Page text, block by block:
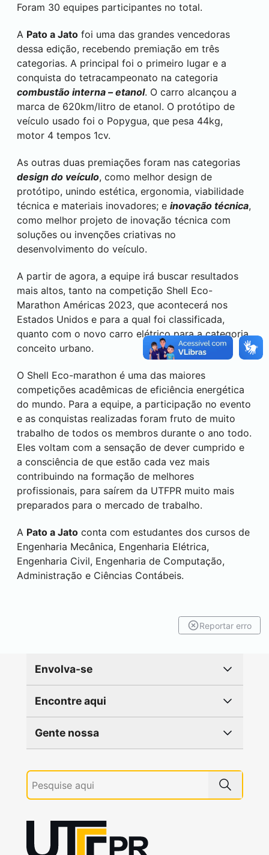
Foram 30 equipes participantes no total.
A Pato a Jato foi uma das grandes vencedoras
dessa edição, recebendo premiação em três
categorias. A principal foi o primeiro lugar e a
conquista do tetracampeonato na categoria
combustão interna – etanol. O carro alcançou a
marca de 620km/litro de etanol. O protótipo de
veículo usado foi o Popygua, que pesa 44kg,
motor 4 tempos 1cv.
As outras duas premiações foram nas categorias
design do veículo, como melhor design de
protótipo, unindo estética, ergonomia, viabilidade
técnica e materiais inovadores; e inovação técnica,
como melhor projeto de inovação técnica com
soluções ou invenções criativas no
desenvolvimento do veículo.
A partir de agora, a equipe irá buscar resultados
mais altos, tanto na competição Shell Eco-
Marathon Américas 2023, que acontecerá nos
Estados Unidos e para a qual foi classificada,
quanto com o novo carro elétrico para a categoria
conceito urbano.
O Shell Eco-marathon é uma das maiores
competições acadêmicas de eficiência energética
do mundo. Para a equipe, a participação no evento
e as conquistas realizadas foram fruto de muito
trabalho de todos os membros durante o ano todo.
Eles voltam com a sensação de dever cumprido e
a consciência de que estão cada vez mais
contribuindo na formação de melhores
profissionais, para saírem da UTFPR muito mais
preparados para o mercado de trabalho.
A Pato a Jato conta com estudantes dos cursos de
Engenharia Mecânica, Engenharia Elétrica,
Engenharia Civil, Engenharia de Computação,
Administração e Ciências Contábeis.
Reportar erro
Envolva-se
Encontre aqui
Gente nossa